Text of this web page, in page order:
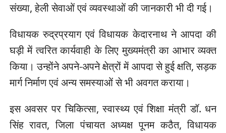
संख्या, हेली सेवाओं एवं व्यवस्थाओं की जानकारी भी दी गई।
विधायक रुद्रप्रयाग एवं विधायक केदारनाथ ने आपदा की
घड़ी में त्वरित कार्यवाही के लिए मुख्यमंत्री का आभार व्यक्त
किया। उन्होंने अपने-अपने क्षेत्रों में आपदा से हुई क्षति, सड़क
मार्ग निर्माण एवं अन्य समस्याओं से भी अवगत कराया।
इस अवसर पर चिकित्सा, स्वास्थ्य एवं शिक्षा मंत्री डॉ. धन
सिंह रावत, जिला पंचायत अध्यक्ष पूनम कठैत, विधायक